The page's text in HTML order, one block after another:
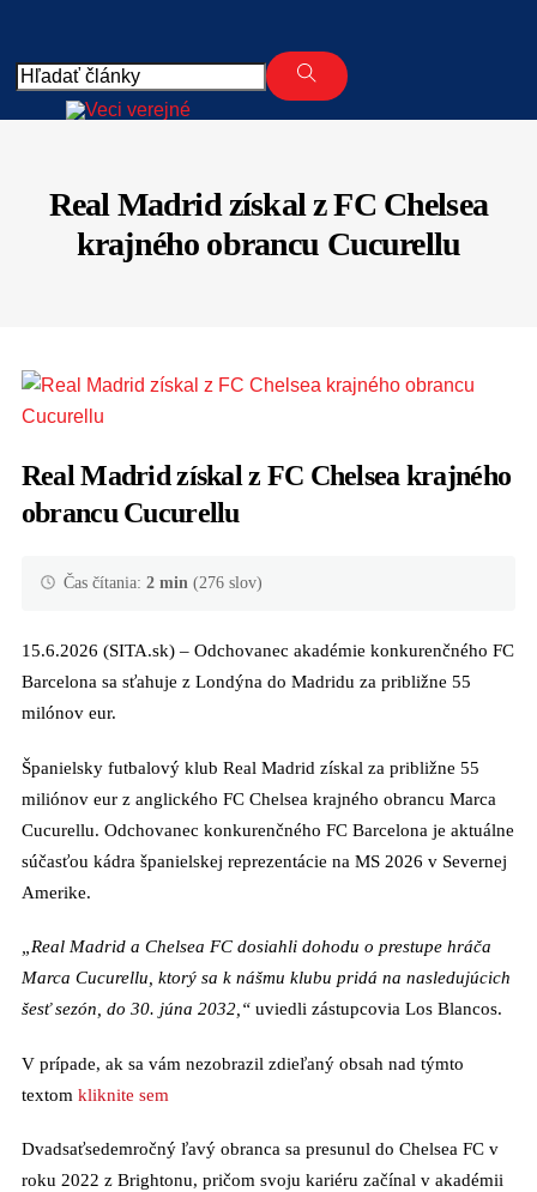
content
Real Madrid získal z FC Chelsea
krajného obrancu Cucurellu
Real Madrid získal z FC Chelsea krajného
obrancu Cucurellu
Čas čítania: 2 min(276 slov)
15.6.2026 (SITA.sk) – Odchovanec akadémie konkurenčného FC
Barcelona sa sťahuje z Londýna do Madridu za približne 55
milónov eur.
Španielsky futbalový klub Real Madrid získal za približne 55
miliónov eur z anglického FC Chelsea krajného obrancu Marca
Cucurellu. Odchovanec konkurenčného FC Barcelona je aktuálne
súčasťou kádra španielskej reprezentácie na MS 2026 v Severnej
Amerike.
„Real Madrid a Chelsea FC dosiahli dohodu o prestupe hráča
Marca Cucurellu, ktorý sa k nášmu klubu pridá na nasledujúcich
šesť sezón, do 30. júna 2032,“uviedli zástupcovia Los Blancos.
V prípade, ak sa vám nezobrazil zdieľaný obsah nad týmto
textom kliknite sem
Dvadsaťsedemročný ľavý obranca sa presunul do Chelsea FC v
roku 2022 z Brightonu, pričom svoju kariéru začínal v akadémii